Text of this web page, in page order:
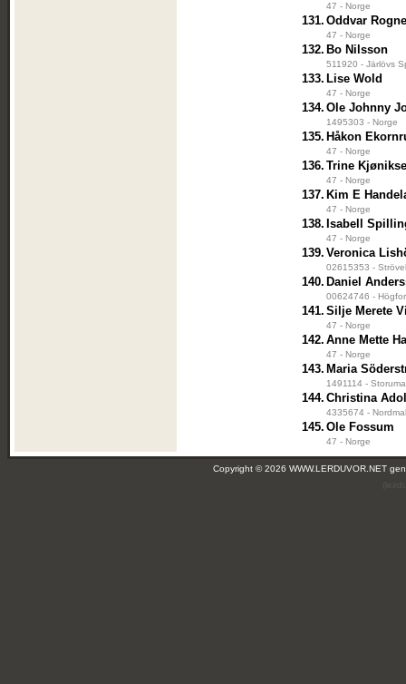
47 - Norge
131. Oddvar
47 - Norge
132. Bo Nilsson
511920 - Järlövs
133. Lise Wold
47 - Norge
134. Ole Johnny
1495303 - Norge
135. Håkon
47 - Norge
136. Trine
47 - Norge
137. Kim E
47 - Norge
138. Isabell
47 - Norge
139. Veronica
02615353 -
140. Daniel
00624746 -
141. Silje Merete
47 - Norge
142. Anne Mette
47 - Norge
143. Maria
1491114 -
144. Christina
4335674 -
145. Ole Fossum
47 - Norge
Copyright © 2026 WWW.LERDUVOR.NET